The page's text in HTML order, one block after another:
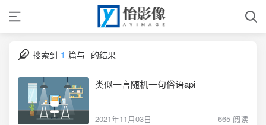
搜索到 1 篇与 的结果
类似一言随机一句俗语api
2021年11月03日 665 阅读